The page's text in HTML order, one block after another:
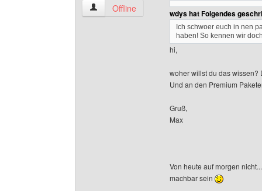
magic-121 Benutzer-Profile anzeigen
Offline
wdys hat Folgendes
Ich schwoer euch in nen
haben! So kennen wir
hi,
woher willst du das wissen?
Und an den Premium
Gruß,
Max
Von heute auf morgen
machbar sein